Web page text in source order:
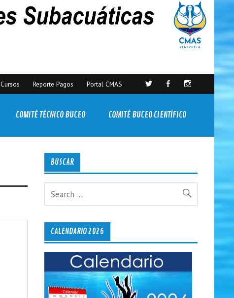
Cursos Reporte Pagos Portal CMAS
COMITÉ TÉCNICO BUCEO COMITÉ BUCEO CIENTÍFICO
BUSCAR
CALENDARIO 2026